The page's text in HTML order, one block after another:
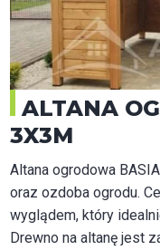
ALTANA
3X3M
Altana ogrodowa
oraz ozdoba ogrodu.
wyglądem, który
Drewno na altanę jest